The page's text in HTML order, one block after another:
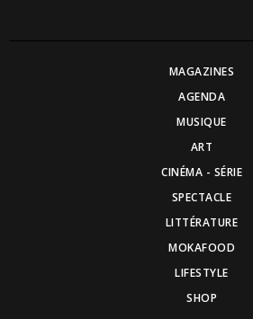
MAGAZINES
AGENDA
MUSIQUE
ART
CINÉMA - SÉRIE
SPECTACLE
LITTÉRATURE
MOKAFOOD
LIFESTYLE
SHOP